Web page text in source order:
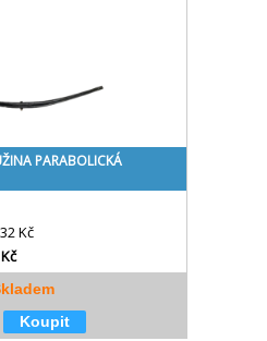
PARABOLICKÁ
Kč
Koupit